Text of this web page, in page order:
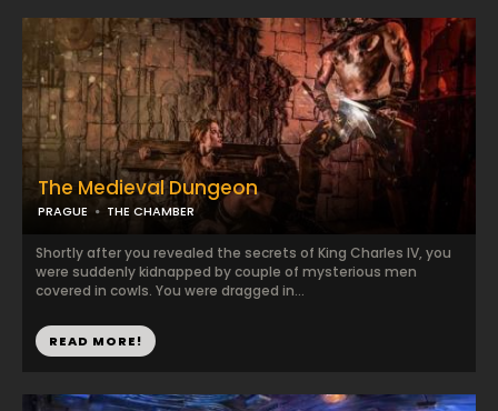
The Medieval Dungeon
PRAGUE THE CHAMBER
Shortly after you revealed the secrets of King Charles IV, you
were suddenly kidnapped by couple of mysterious men
covered in cowls. You were dragged in...
READ MORE!